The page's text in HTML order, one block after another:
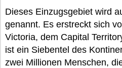
Dieses Einzugsgebiet wird
genannt. Es erstreckt sich
Victoria, dem Capital
ist ein Siebentel des
zwei Millionen Menschen,